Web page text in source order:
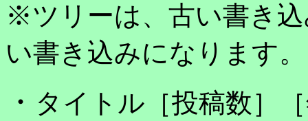
※ツリーは、古い書き
い書き込みになります。
・ タイトル［投稿数］